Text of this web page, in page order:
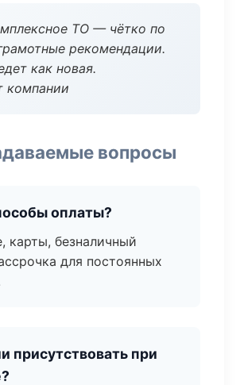
ТО — чётко по
рекомендации.
как новая.
компании
вопросы
оплаты?
карты, безналичный
для постоянных
присутствовать при